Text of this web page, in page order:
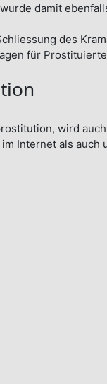
damit
des
für
wird
im Internet als